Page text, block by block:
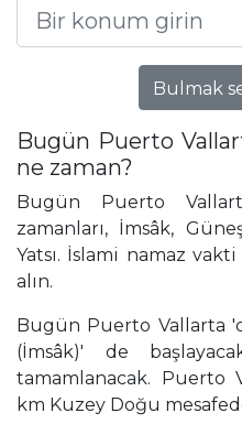
Bulmak
Bugün Puerto
ne zaman?
Bugün Puerto
zamanları, İmsâk,
Yatsı. İslami namaz
alın.
Bugün Puerto Vallarta
(İmsâk)' de
tamamlanacak. Puerto
km Kuzey Doğu